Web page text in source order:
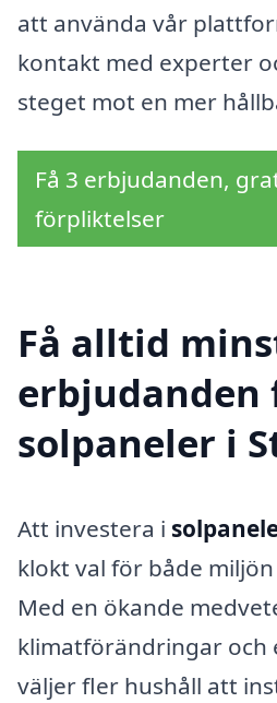
att använda vår
kontakt med experter
steget mot en mer
Få 3 erbjudanden,
förpliktelser
Få alltid
erbjudanden
solpaneler i
Att investera i
klokt val för både
Med en ökande
klimatförändringar och
väljer fler hushåll att